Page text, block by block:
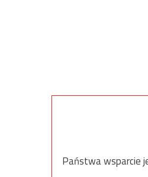
Państwa wsparcie